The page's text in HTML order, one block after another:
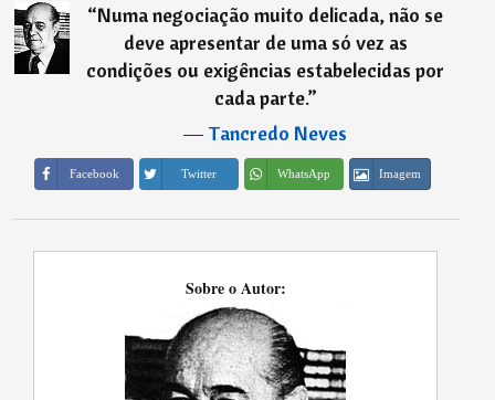
“Numa negociação muito delicada, não se
deve apresentar de uma só vez as
condições ou exigências estabelecidas por
cada parte.”
―Tancredo Neves
Facebook Twitter WhatsApp Imagem
Sobre o Autor: